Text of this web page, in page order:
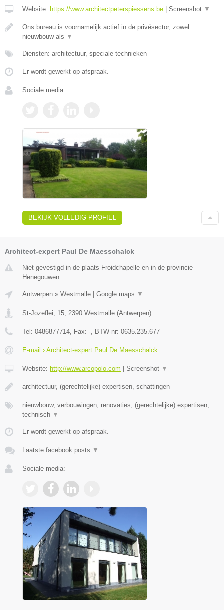
Website: https://www.architectpeterspiessens.be Screenshot ▼
Ons bureau is voornamelijk actief in de privésector, zowel
nieuwbouw als ▼
Diensten: architectuur, speciale technieken
Er wordt gewerkt op afspraak.
Sociale media:
BEKIJK VOLLEDIG PROFIEL
Architect-expert Paul De Maesschalck
Niet gevestigd in de plaats Froidchapelle en in de provincie
Henegouwen.
Antwerpen » Westmalle Google maps ▼
St-Jozeflei, 15 2390 Westmalle (Antwerpen)
Tel: 0486877714 , Fax: - , BTW-nr: 0635.235.677
E-mail › Architect-expert Paul De Maesschalck
Website: http://www.arcopolo.com Screenshot ▼
architectuur, (gerechtelijke) expertisen, schattingen
nieuwbouw, verbouwingen, renovaties, (gerechtelijke) expertisen,
technisch ▼
Er wordt gewerkt op afspraak.
Laatste facebook posts ▼
Sociale media: